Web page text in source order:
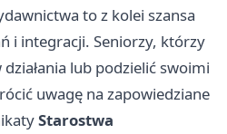
to z kolei szansa
i integracji. Seniorzy, którzy
lub podzielić swoimi
uwagę na zapowiedziane
Starostwa